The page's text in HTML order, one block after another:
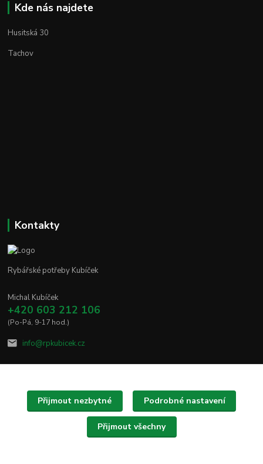
Kde nás najdete
Husitská 30
Tachov
Kontakty
Rybářské potřeby Kubíček
Michal Kubíček
+420 603 212 106
(Po-Pá, 9-17 hod.)
info@rpkubicek.cz
Upravit sběr cookies.
Přijmout nezbytné Podrobné nastavení
Přijmout všechny